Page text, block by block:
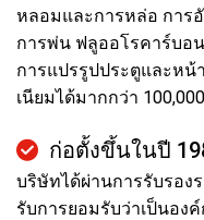
หลอมและการหล่อ การ
การพ่น ฟลูออโรคาร์บอ
การแปรรูปประตูและหน้
เนียมได้มากกว่า
ก่อตั้งขึ้นในปี
บริษัทได้ผ่านการรับรอง
รับการยอมรับว่าเป็นอง